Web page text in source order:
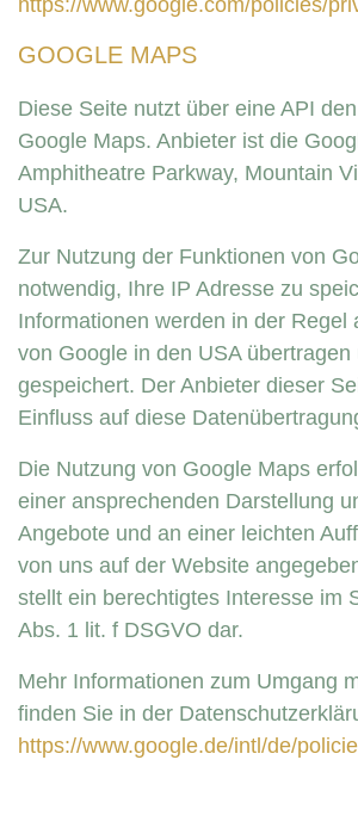
https://www.google.com/policies/
GOOGLE MAPS
Diese Seite nutzt über eine API
Google Maps. Anbieter ist die
Amphitheatre Parkway, Mountain
USA.
Zur Nutzung der Funktionen von
notwendig, Ihre IP Adresse zu
Informationen werden in der Regel
von Google in den USA übertragen
gespeichert. Der Anbieter dieser
Einfluss auf diese
Die Nutzung von Google Maps
einer ansprechenden Darstellung
Angebote und an einer leichten
von uns auf der Website
stellt ein berechtigtes Interesse im
Abs. 1 lit. f DSGVO dar.
Mehr Informationen zum Umgang
finden Sie in der
https://www.google.de/intl/de/